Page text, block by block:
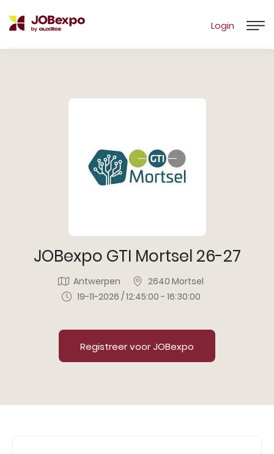
Login
JOBexpo GTI Mortsel 26-27
Antwerpen
2640 Mortsel
19-11-2026 / 12:45:00 - 16:30:00
Registreer voor JOBexpo